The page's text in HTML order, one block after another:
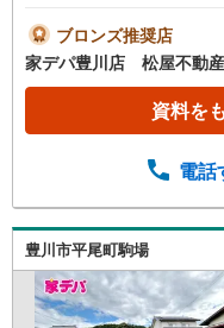
まで徒歩10分、
販売 のつよみ●・
営業中！三河エ
さい。新築戸建
様のご希望に合
多くの方々がリ
来場ください。・
（定休日:水曜日
スムーズにご案
もしくはお気軽に
ブロンズ推奨店
家デパ豊川店 松屋不動
資料を
電話
豊川市平尾町駒場